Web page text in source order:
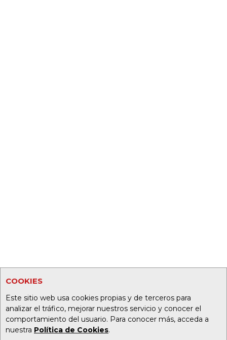
COOKIES
Este sitio web usa cookies propias y de terceros para
analizar el tráfico, mejorar nuestros servicio y conocer el
comportamiento del usuario. Para conocer más, acceda a
nuestra Política de Cookies.